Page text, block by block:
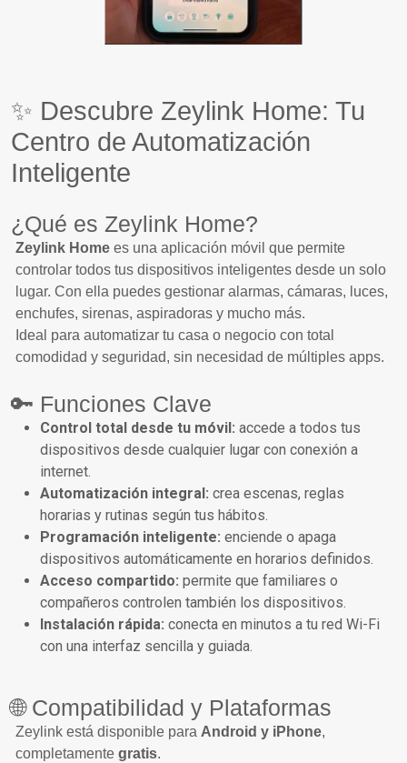
✨ Descubre Zeylink Home: Tu
Centro de Automatización
Inteligente
¿Qué es Zeylink Home?
Zeylink Home es una aplicación móvil que permite
controlar todos tus dispositivos inteligentes desde un solo
lugar. Con ella puedes gestionar alarmas, cámaras, luces,
enchufes, sirenas, aspiradoras y mucho más.
Ideal para automatizar tu casa o negocio con total
comodidad y seguridad, sin necesidad de múltiples apps.
🔑 Funciones Clave
Control total desde tu móvil: accede a todos tus
dispositivos desde cualquier lugar con conexión a
internet.
Automatización integral: crea escenas, reglas
horarias y rutinas según tus hábitos.
Programación inteligente: enciende o apaga
dispositivos automáticamente en horarios definidos.
Acceso compartido: permite que familiares o
compañeros controlen también los dispositivos.
Instalación rápida: conecta en minutos a tu red Wi-Fi
con una interfaz sencilla y guiada.
🌐 Compatibilidad y Plataformas
Zeylink está disponible para Android y iPhone,
completamente gratis.